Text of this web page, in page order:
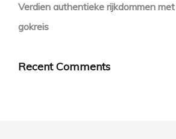
Verdien authentieke rijkdommen
gokreis
Recent Comments